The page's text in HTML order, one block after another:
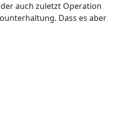
auch zuletzt Operation
Dass es aber